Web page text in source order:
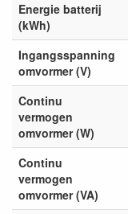
Energie batterij
(kWh)
Ingangsspanning
omvormer (V)
Continu
vermogen
omvormer (W)
Continu
vermogen
omvormer (VA)